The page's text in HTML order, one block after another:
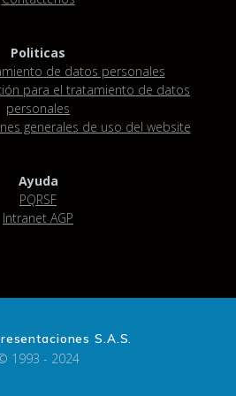
Politicas
de datos personales
para el tratamiento de datos
personales
generales de uso del website
Ayuda
PQRSF
Intranet AGP
S.A.S.
1993 - 2024